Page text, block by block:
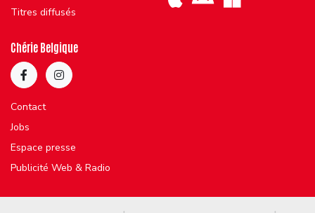
Titres diffusés
Chérie Belgique
Contact
Jobs
Espace presse
Publicité Web & Radio